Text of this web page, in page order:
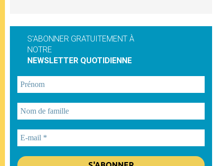
S'ABONNER GRATUITEMENT À
NOTRE
NEWSLETTER QUOTIDIENNE